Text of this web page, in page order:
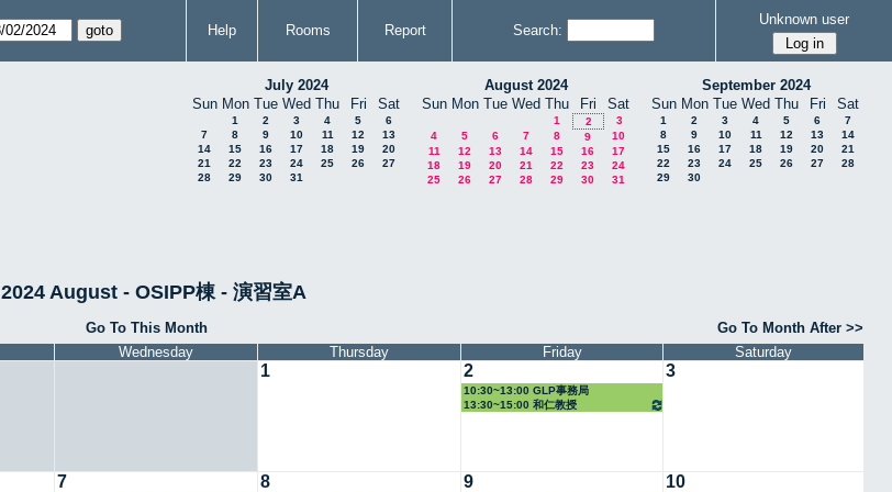
Help Rooms Report Search:
Unknown user
July 2024
Sun Mon Tue Wed Thu Fri Sat
1 2 3 4 5
6
7
8 9 10 11 12
13
14
15 16 17 18 19
20
21
22 23 24 25 26
27
28
29 30 31
August 2024
Sun Mon Tue Wed Thu Fri Sat
1 2
3
4
5 6 7 8 9
10
11
12 13 14 15 16
17
18
19 20 21 22 23
24
25
26 27 28 29 30 31
September 2024
Sun Mon Tue Wed Thu Fri Sat
1 2 3 4 5 6
7
8
9 10 11 12 13
14
15
16 17 18 19 20
21
22
23 24 25 26 27
28
29
30
2024 August - OSIPP棟 - 演習室A
Go To This Month
Go To Month After >>
Wednesday Thursday Friday Saturday
1 2
10:30~13:00 GLP事務局
13:30~15:00 和仁教授
3
7 8 9 10